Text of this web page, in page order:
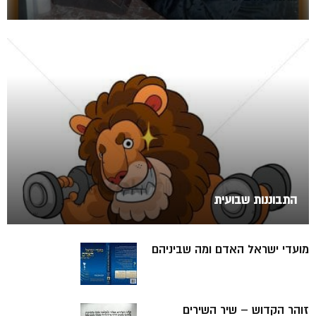
התבוננות שבועית
מועדי ישראל האדם ומה שביניהם
זוהר הקדוש – שיר השירים